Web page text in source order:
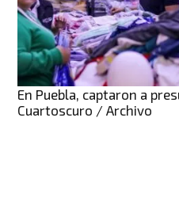
En Puebla, captaron a
Cuartoscuro / Archivo